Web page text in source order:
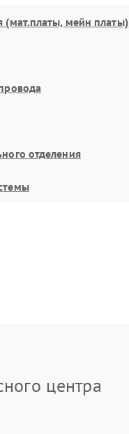
(мат.платы, мейн платы)
отделения
центра